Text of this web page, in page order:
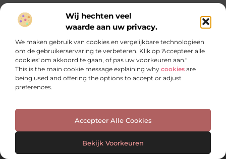
Wij hechten veel
waarde aan uw privacy.
We maken gebruik van cookies en vergelijkbare technologieën
om de gebruikerservaring te verbeteren. Klik op 'Accepteer alle
cookies' om akkoord te gaan, of pas uw voorkeuren aan."
This is the main cookie message explaining why cookies are
being used and offering the options to accept or adjust
preferences.
Accepteer Alle Cookies
Bekijk Voorkeuren
Duik in onze blogs en artikelen en ontdek frisse ideeën,
praktische tips en verrassende invalshoeken die je verder
Bericht categorie
Website index Cookiebeleid (EU)